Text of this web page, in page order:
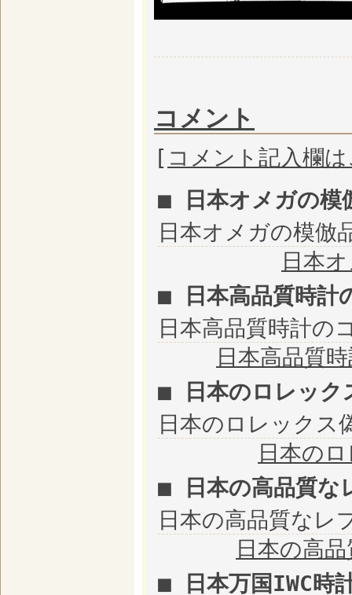
コメント
[ コメント記入欄
■ 日本オメガの
日本オメガの
日本
■ 日本高品質時計
日本高品質時
日本高品質
■ 日本のロレック
日本のロレックス
日本の
■ 日本の高品質な
日本の高品質なレ
日本の高
■ 日本万国IWC時